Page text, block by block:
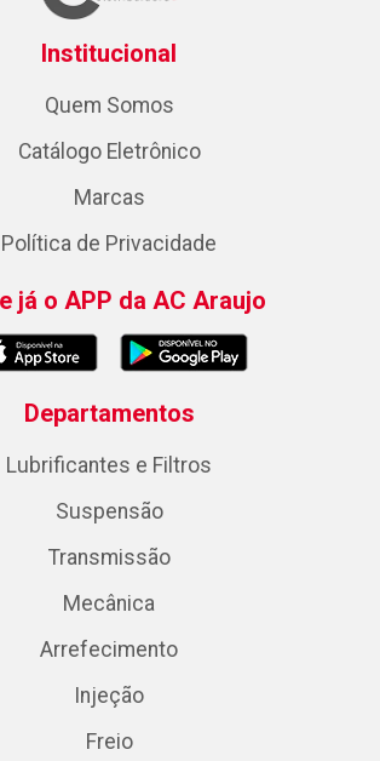
Institucional
Quem Somos
Catálogo Eletrônico
Marcas
Política de Privacidade
já o APP da AC Araujo
Departamentos
Lubrificantes e Filtros
Suspensão
Transmissão
Mecânica
Arrefecimento
Injeção
Freio